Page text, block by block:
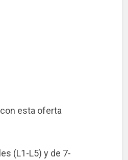
esta oferta
(L1-L5) y de 7-